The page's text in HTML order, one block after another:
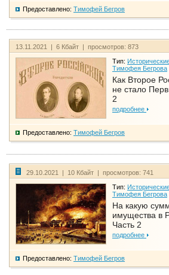
Предоставлено: Тимофей Бегров
13.11.2021 | 6 Кбайт | просмотров: 873
Тип:
Тимофея Бегрова
Как Второе
не стало
2
подробнее
Предоставлено: Тимофей Бегров
29.10.2021 | 10 Кбайт | просмотров: 741
Тип:
Тимофея Бегрова
На какую
имущества в
Часть 2
подробнее
Предоставлено: Тимофей Бегров